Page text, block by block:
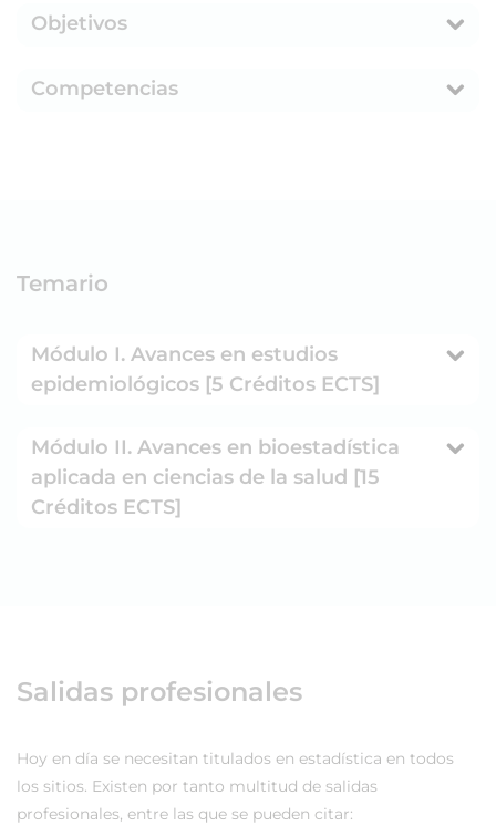
Objetivos
Competencias
Temario
Módulo I. Avances en estudios
epidemiológicos [5 Créditos ECTS]
Módulo II. Avances en bioestadística
aplicada en ciencias de la salud [15
Créditos ECTS]
Salidas profesionales
Hoy en día se necesitan titulados en estadística en todos
los sitios. Existen por tanto multitud de salidas
profesionales, entre las que se pueden citar: